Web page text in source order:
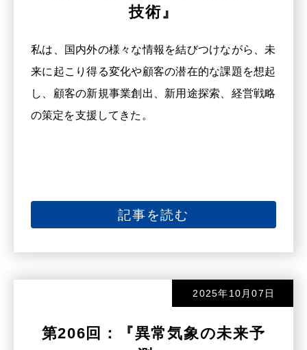
技術』
私は、国内外の様々な情報を結びつけながら、未
来に起こり得る変化や顧客の潜在的な課題を想起
し、顧客の新規事業創出、新用途探索、経営戦略
の策定を支援してきた。
記事を読む
2025年10月07日
第206回：『異常気象の未来予